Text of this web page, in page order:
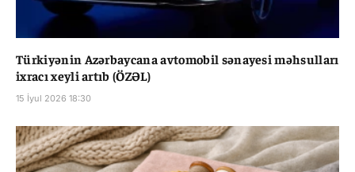
Türkiyənin Azərbaycana avtomobil sənayesi məhsulları
ixracı xeyli artıb (ÖZƏL)
15 İyul 2026 18:30